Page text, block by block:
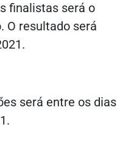
finalistas será o
O resultado será
será entre os dias